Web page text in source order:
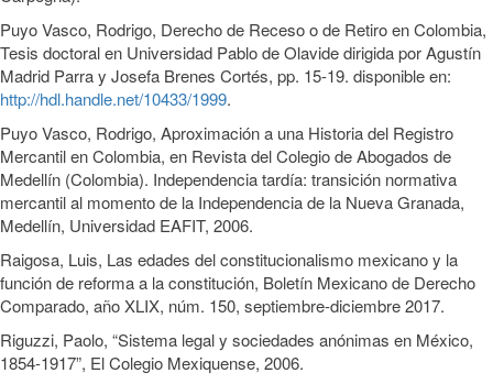
Puyo Vasco, Rodrigo, Derecho de Receso o de Retiro en Colombia,
Tesis doctoral en Universidad Pablo de Olavide dirigida por Agustín
Madrid Parra y Josefa Brenes Cortés, pp. 15-19. disponible en:
http://hdl.handle.net/10433/1999.
Puyo Vasco, Rodrigo, Aproximación a una Historia del Registro
Mercantil en Colombia, en Revista del Colegio de Abogados de
Medellín (Colombia). Independencia tardía: transición normativa
mercantil al momento de la Independencia de la Nueva Granada,
Medellín, Universidad EAFIT, 2006.
Raigosa, Luis, Las edades del constitucionalismo mexicano y la
función de reforma a la constitución, Boletín Mexicano de Derecho
Comparado, año XLIX, núm. 150, septiembre-diciembre 2017.
Riguzzi, Paolo, “Sistema legal y sociedades anónimas en México,
1854-1917”, El Colegio Mexiquense, 2006.